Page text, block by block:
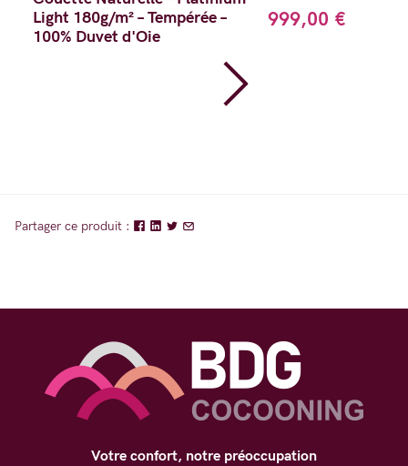
Light 180g/m² – Tempérée –
100% Duvet d'Oie
999,00 €
Partager ce produit :
Votre confort, notre préoccupation